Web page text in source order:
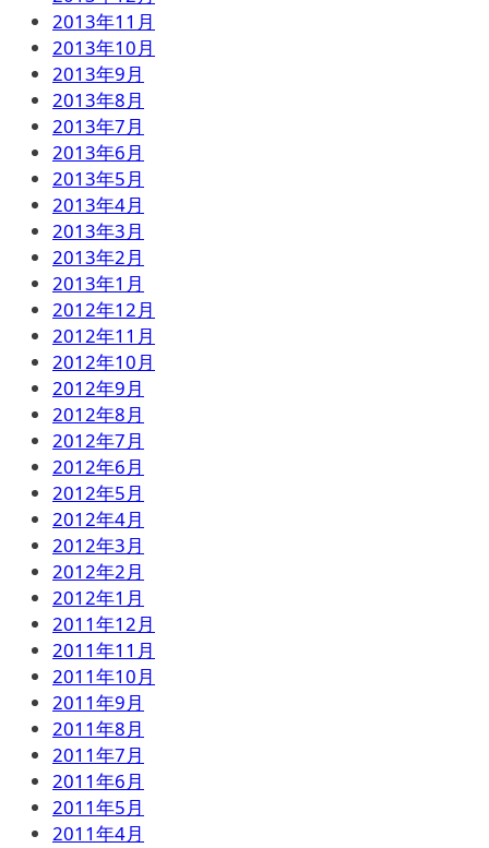
2013年11月
2013年10月
2013年9月
2013年8月
2013年7月
2013年6月
2013年5月
2013年4月
2013年3月
2013年2月
2013年1月
2012年12月
2012年11月
2012年10月
2012年9月
2012年8月
2012年7月
2012年6月
2012年5月
2012年4月
2012年3月
2012年2月
2012年1月
2011年12月
2011年11月
2011年10月
2011年9月
2011年8月
2011年7月
2011年6月
2011年5月
2011年4月